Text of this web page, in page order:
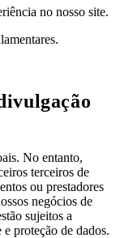
no nosso site.
No entanto,
terceiros de
ou prestadores
negócios de
sujeitos a
proteção de dados.